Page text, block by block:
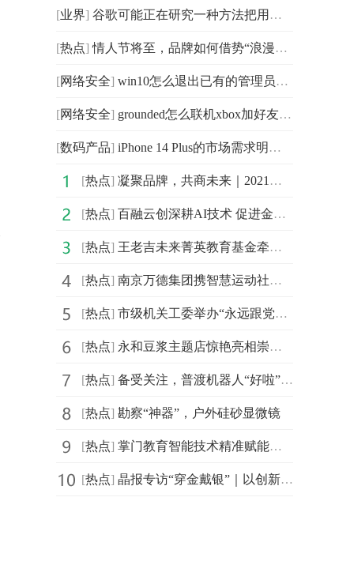
[业界] 谷歌可能正在研究一种方法把用户的安卓手机变成一个即插
[热点]情人节将至，品牌如何借势“浪漫经济”营销？
[网络安全] win10怎么退出已有的管理员账号？win10退出已有的管理员
[网络安全] grounded怎么联机xbox加好友？grounded联机方法介绍
[数码产品] iPhone 14 Plus的市场需求明显低于预期 以至于苹果此
[热点] 凝聚品牌，共商未来｜2021中国企业品牌建设峰会暨媒体发
[热点] 百融云创深耕AI技术 促进金融机构盘活存量客户
[热点] 王老吉未来菁英教育基金牵手汕头大学首设 “刺柠吉奖学
[热点] 南京万德集团携智慧运动社区解决方案精彩亮相2021体博会
[热点] 市级机关工委举办“永远跟党走，建功新时代”庆祝建党百
[热点] 永和豆浆主题店惊艳亮相崇明花博会，成新晋网红打卡地
[热点] 备受关注，普渡机器人“好啦”亮相2021中国连锁餐饮峰会
[热点] 勘察“神器”，户外硅砂显微镜
[热点] 掌门教育智能技术精准赋能个性化教学 品质课程助力信息
[热点] 晶报专访“穿金戴银”｜以创新突破界限，创造无限可能